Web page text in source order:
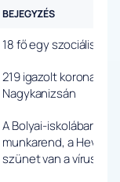
BEJEGYZÉS
18 fő egy szociális
219 igazolt
Nagykanizsán
A Bolyai-iskolában a
munkarend, a
szünet van a vírus